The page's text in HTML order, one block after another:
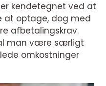
kendetegnet ved at
optage, dog med
afbetalingskrav.
man være særligt
omkostninger